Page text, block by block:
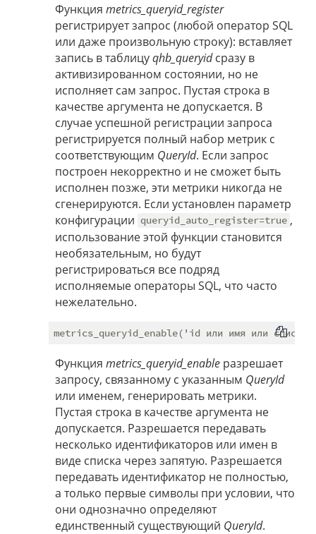
Функция metrics_queryid_register
регистрирует запрос (любой оператор SQL
или даже произвольную строку): вставляет
запись в таблицуqhb_queryidсразу в
активизированном состоянии, но не
исполняет сам запрос. Пустая строка в
качестве аргумента не допускается. В
случае успешной регистрации запроса
регистрируется полный набор метрик с
соответствующим QueryId. Если запрос
построен некорректно и не сможет быть
исполнен позже, эти метрики никогда не
сгенерируются. Если установлен параметр
конфигурации queryid_auto_register=true ,
использование этой функции становится
необязательным, но будут
регистрироваться все подряд
исполняемые операторы SQL, что часто
нежелательно.
Функция metrics_queryid_enable разрешает
запросу, связанному с указанным QueryId
или именем, генерировать метрики.
Пустая строка в качестве аргумента не
допускается. Разрешается передавать
несколько идентификаторов или имен в
виде списка через запятую. Разрешается
передавать идентификатор не полностью,
а только первые символы при условии, что
они однозначно определяют
единственный существующий QueryId.